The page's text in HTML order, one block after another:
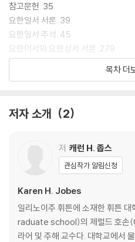
참고문헌. 35
요한일서 서론. 39
요한일서 주석. 45
요한이서와 요한삼서 서론. 279
요한이서 주석. 285
성구 찾아보기. 389
목차 더
저자 소개 2
저 캐런 H. 좁스
관심작가 알림신청
Karen H. Jobes
일리노이주 휘튼에 소재한 휘튼
raduate school)의 제럴드 호손
라어 및 주해 교수다. 대학교에서